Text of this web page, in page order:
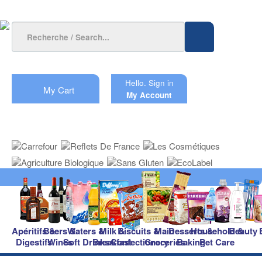
My Cart
Hello. Sign in
My Account
Apéritifs &
Digestifs
Beers &
Wines
Waters &
Soft Drinks
Milk &
Breakfast
Biscuits &
Confectionery
Main
Groceries
Desserts &
Baking
Household &
Pet Care
Beauty